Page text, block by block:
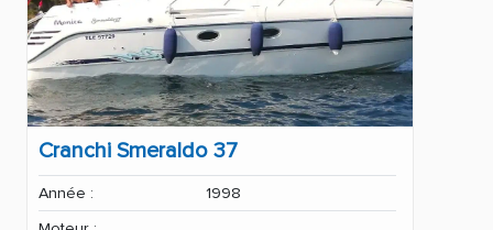
Cranchi Smeraldo 37
Année :
1998